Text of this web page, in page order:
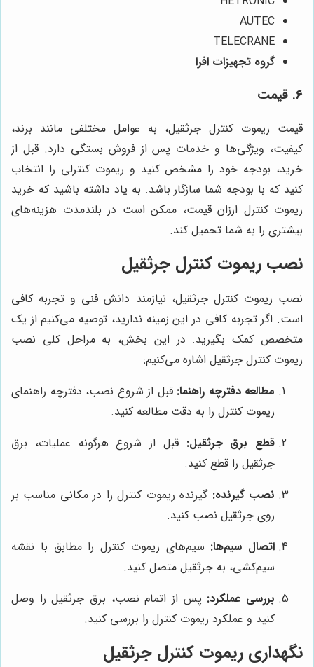
AUTEC
TELECRANE
گروه تجهیزات افرا
6. قیمت
قیمت ریموت کنترل جرثقیل، به عوامل مختلفی مانند برند،
کیفیت، ویژگی‌ها و خدمات پس از فروش بستگی دارد. قبل از
خرید، بودجه خود را مشخص کنید و ریموت کنترلی را انتخاب
کنید که با بودجه شما سازگار باشد. به یاد داشته باشید که خرید
ریموت کنترل ارزان قیمت، ممکن است در بلندمدت هزینه‌های
بیشتری را به شما تحمیل کند.
نصب ریموت کنترل جرثقیل
نصب ریموت کنترل جرثقیل، نیازمند دانش فنی و تجربه کافی
است. اگر تجربه کافی در این زمینه ندارید، توصیه می‌کنیم از یک
متخصص کمک بگیرید. در این بخش، به مراحل کلی نصب
ریموت کنترل جرثقیل اشاره می‌کنیم:
مطالعه دفترچه راهنما: قبل از شروع نصب، دفترچه راهنمای
ریموت کنترل را به دقت مطالعه کنید.
قطع برق جرثقیل: قبل از شروع هرگونه عملیات، برق
جرثقیل را قطع کنید.
نصب گیرنده: گیرنده ریموت کنترل را در مکانی مناسب بر
روی جرثقیل نصب کنید.
اتصال سیم‌ها: سیم‌های ریموت کنترل را مطابق با نقشه
سیم‌کشی، به جرثقیل متصل کنید.
بررسی عملکرد: پس از اتمام نصب، برق جرثقیل را وصل
کنید و عملکرد ریموت کنترل را بررسی کنید.
نگهداری ریموت کنترل جرثقیل